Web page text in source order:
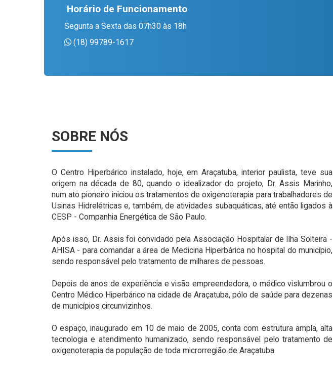
Horário de Funcionamento
Segunta a Sexta das 07h30 às 18h
(18) 99789-1617
SOBRE NÓS
O Centro Hiperbárico instalado, hoje, em Araçatuba, interior paulista, teve sua
origem na década de 80, quando o idealizador do projeto, Dr. Assis Marinho,
num ato pioneiro iniciou os tratamentos de oxigenoterapia para trabalhadores de
Usinas Hidrelétricas e, também, de atividades subaquáticas, até então ligados à
CESP - Companhia Energética de São Paulo.
Após isso, Dr. Assis foi convidado pela Associação Hospitalar de Ilha Solteira -
AHISA - para comandar a área de Medicina Hiperbárica no hospital do município,
sendo responsável pelo tratamento de milhares de pessoas.
Depois de anos de experiência e visão empreendedora, o médico vislumbrou o
Centro Médico Hiperbárico na cidade de Araçatuba, pólo de saúde para dezenas
de municípios circunvizinhos.
O espaço, inaugurado em 10 de maio de 2005, conta com estrutura ampla, alta
tecnologia e atendimento humanizado, sendo responsável pelo tratamento de
oxigenoterapia da população de toda microrregião de Araçatuba.